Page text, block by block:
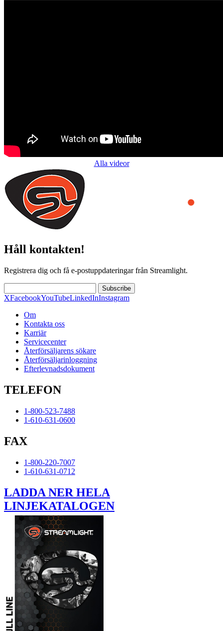
Alla videor
Håll kontakten!
Registrera dig och få e-postuppdateringar från Streamlight.
Subscribe
XFacebookYouTubeLinkedInInstagram
Om
Kontakta oss
Karriär
Servicecenter
Återförsäljarens sökare
Återförsäljarinloggning
Efterlevnadsdokument
TELEFON
1-800-523-7488
1-610-631-0600
FAX
1-800-220-7007
1-610-631-0712
LADDA NER HELA
LINJEKATALOGEN